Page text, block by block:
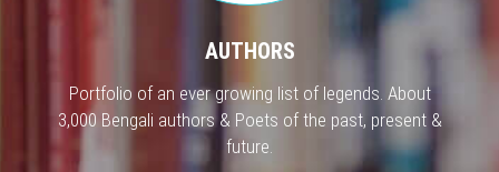
AUTHORS
Portfolio of an ever growing list of legends. About
3,000 Bengali authors & Poets of the past, present &
future.